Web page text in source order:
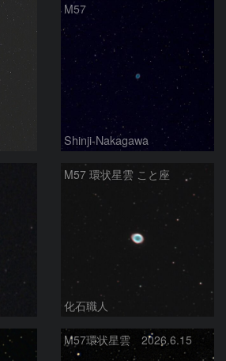
M57
Shinji-Nakagawa
M57 環状星雲 こと座
化石職人
M57環状星雲 2026.6.15